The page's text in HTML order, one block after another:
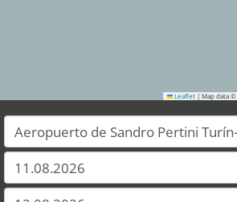
Leaflet | Map data ©